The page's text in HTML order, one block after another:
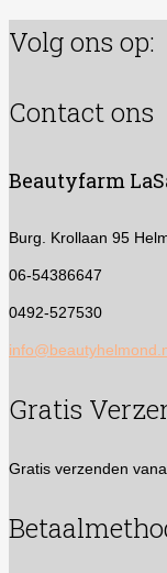
Volg ons op:
Contact ons
Beautyfarm
Burg. Krollaan 95
06-54386647
0492-527530
Gratis
Gratis verzenden